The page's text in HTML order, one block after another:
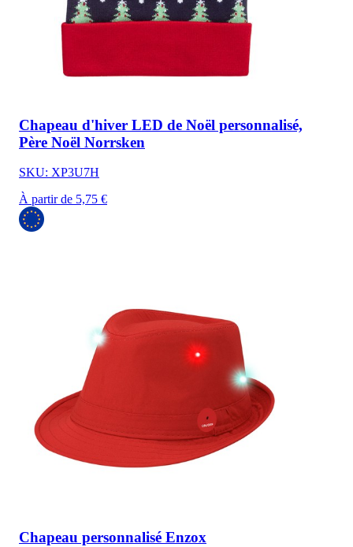
Chapeau d'hiver LED de Noël personnalisé,
Père Noël Norrsken
SKU: XP3U7H
À partir de 5,75 €
Chapeau personnalisé Enzox